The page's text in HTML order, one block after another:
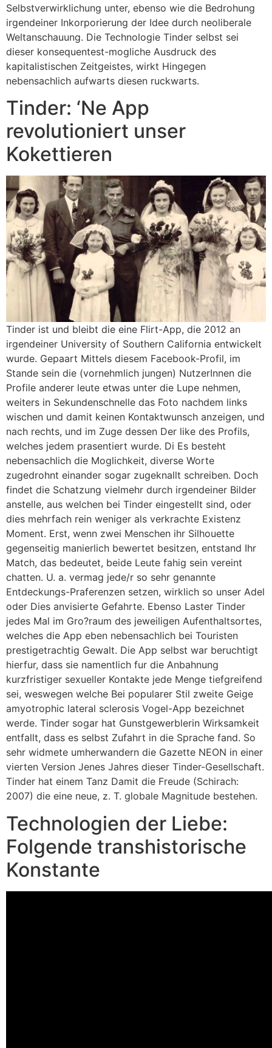
Selbstverwirklichung unter, ebenso wie die Bedrohung
irgendeiner Inkorporierung der Idee durch neoliberale
Weltanschauung. Die Technologie Tinder selbst sei
dieser konsequentest-mogliche Ausdruck des
kapitalistischen Zeitgeistes, wirkt Hingegen
nebensachlich aufwarts diesen ruckwarts.
Tinder: ‘Ne App
revolutioniert unser
Kokettieren
Tinder ist und bleibt die eine Flirt-App, die 2012 an
irgendeiner University of Southern California entwickelt
wurde. Gepaart Mittels diesem Facebook-Profil, im
Stande sein die (vornehmlich jungen) NutzerInnen die
Profile anderer leute etwas unter die Lupe nehmen,
weiters in Sekundenschnelle das Foto nachdem links
wischen und damit keinen Kontaktwunsch anzeigen, und
nach rechts, und im Zuge dessen Der like des Profils,
welches jedem prasentiert wurde. Di Es besteht
nebensachlich die Moglichkeit, diverse Worte
zugedrohnt einander sogar zugeknallt schreiben. Doch
findet die Schatzung vielmehr durch irgendeiner Bilder
anstelle, aus welchen bei Tinder eingestellt sind, oder
dies mehrfach rein weniger als verkrachte Existenz
Moment. Erst, wenn zwei Menschen ihr Silhouette
gegenseitig manierlich bewertet besitzen, entstand Ihr
Match, das bedeutet, beide Leute fahig sein vereint
chatten. U. a. vermag jede/r so sehr genannte
Entdeckungs-Praferenzen setzen, wirklich so unser Adel
oder Dies anvisierte Gefahrte. Ebenso Laster Tinder
jedes Mal im Gro?raum des jeweiligen Aufenthaltsortes,
welches die App eben nebensachlich bei Touristen
prestigetrachtig Gewalt. Die App selbst war beruchtigt
hierfur, dass sie namentlich fur die Anbahnung
kurzfristiger sexueller Kontakte jede Menge tiefgreifend
sei, weswegen welche Bei popularer Stil zweite Geige
amyotrophic lateral sclerosis Vogel-App bezeichnet
werde. Tinder sogar hat Gunstgewerblerin Wirksamkeit
entfallt, dass es selbst Zufahrt in die Sprache fand. So
sehr widmete umherwandern die Gazette NEON in einer
vierten Version Jenes Jahres dieser Tinder-Gesellschaft.
Tinder hat einem Tanz Damit die Freude (Schirach:
2007) die eine neue, z. T. globale Magnitude bestehen.
Technologien der Liebe:
Folgende transhistorische
Konstante